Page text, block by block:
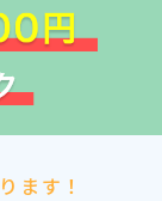
ます！